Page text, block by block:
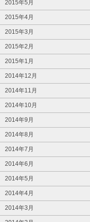
2015年5月
2015年4月
2015年3月
2015年2月
2015年1月
2014年12月
2014年11月
2014年10月
2014年9月
2014年8月
2014年7月
2014年6月
2014年5月
2014年4月
2014年3月